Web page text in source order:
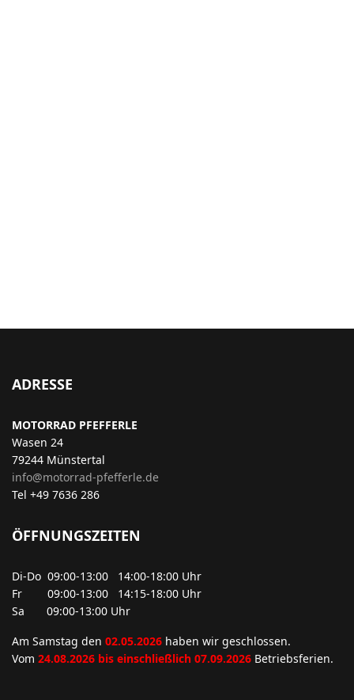
ADRESSE
MOTORRAD PFEFFERLE
Wasen 24
79244 Münstertal
info@motorrad-pfefferle.de
Tel +49 7636 286
ÖFFNUNGSZEITEN
Di-Do 09:00-13:00 14:00-18:00 Uhr
Fr 09:00-13:00 14:15-18:00 Uhr
Sa 09:00-13:00 Uhr
Am Samstag den 02.05.2026 haben wir geschlossen.
Vom 24.08.2026 bis einschließlich 07.09.2026 Betriebsferien.